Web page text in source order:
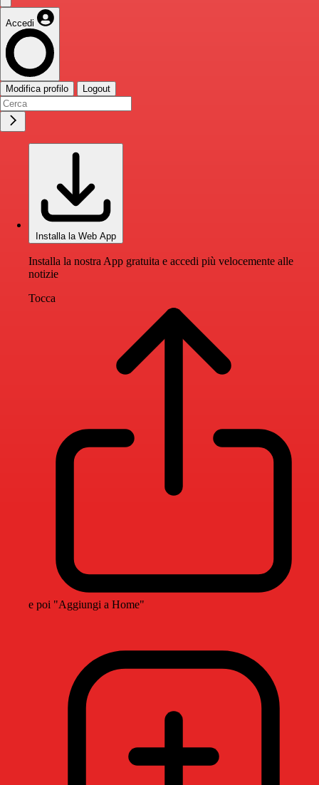
Accedi
Modifica profilo Logout
Installa la Web App
Installa la nostra App gratuita e accedi più velocemente alle
notizie
Tocca
e poi "Aggiungi a Home"